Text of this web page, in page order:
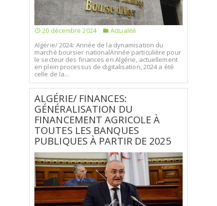
20 décembre 2024
Actualité
Algérie/ 2024: Année de la dynamisation du
marché boursier nationalAnnée particulière pour
le secteur des finances en Algérie, actuellement
en plein processus de digitalisation, 2024 a été
celle de la...
ALGÉRIE/ FINANCES:
GÉNÉRALISATION DU
FINANCEMENT AGRICOLE À
TOUTES LES BANQUES
PUBLIQUES À PARTIR DE 2025